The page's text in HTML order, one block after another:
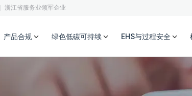
浙江省服务业领军企业
产品合规 绿色低碳可持续 EHS与过程安全